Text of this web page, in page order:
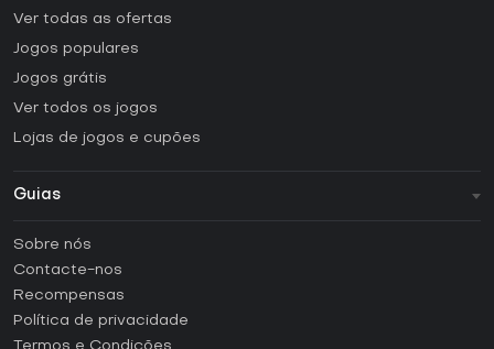
Ver todas as ofertas
Jogos populares
Jogos grátis
Ver todos os jogos
Lojas de jogos e cupões
Guias
Como ativar uma CD Key Steam?
Como ativar uma CD Key Epic Games?
Sobre nós
Contacte-nos
Recompensas
Política de privacidade